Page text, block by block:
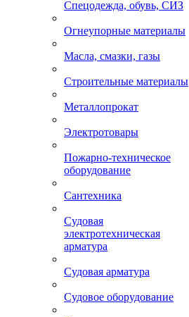
Спецодежда, обувь, СИЗ
Огнеупорные материалы
Масла, смазки, газы
Строительные материалы
Металлопрокат
Электротовары
Пожарно-техническое
оборудование
Сантехника
Судовая
электротехническая
арматура
Судовая арматура
Судовое оборудование